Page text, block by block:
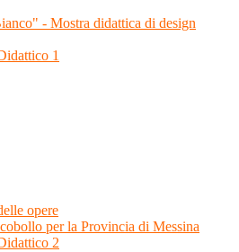
- Mostra didattica di design
1
opere
per la Provincia di Messina
2